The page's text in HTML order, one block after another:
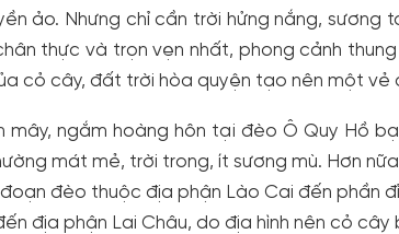
ảo. Nhưng chỉ cần trời hửng nắng,
thực và trọn vẹn nhất, phong cảnh
cỏ cây, đất trời hòa quyện tạo nên một vẻ
mây, ngắm hoàng hôn tại đèo Ô Quy Hồ
mát mẻ, trời trong, ít sương mù. Hơn
đèo thuộc địa phận Lào Cai đến phần
địa phận Lai Châu, do địa hình nên cỏ